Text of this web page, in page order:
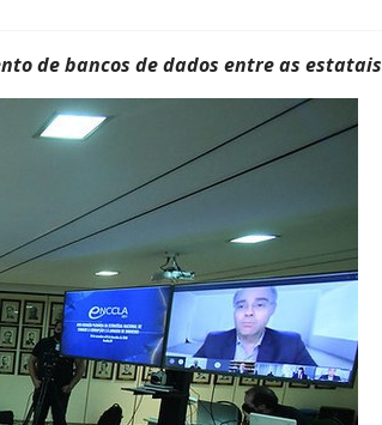
de bancos de dados entre as estatais